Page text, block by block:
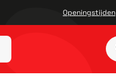
Openingstijden